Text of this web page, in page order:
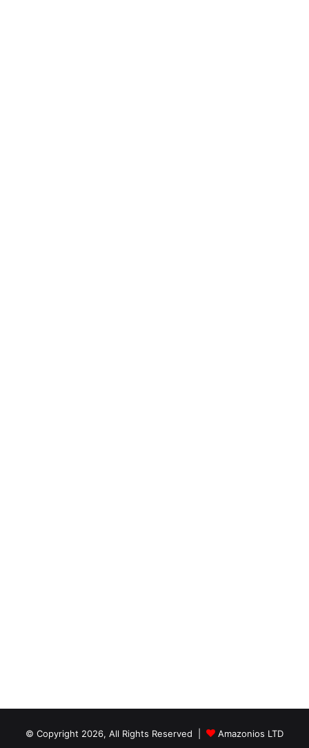
© Copyright 2026, All Rights Reserved | Amazonios LTD